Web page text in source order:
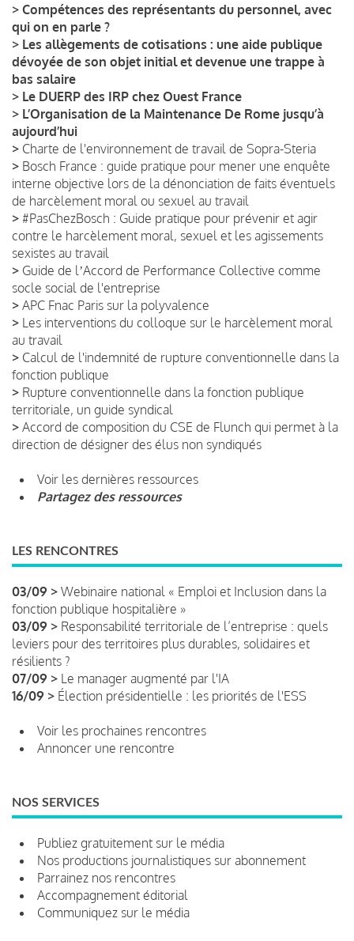
> Compétences des représentants du personnel, avec
qui on en parle ?
> Les allègements de cotisations : une aide publique
dévoyée de son objet initial et devenue une trappe à
bas salaire
> Le DUERP des IRP chez Ouest France
> L’Organisation de la Maintenance De Rome jusqu’à
aujourd’hui
> Charte de l'environnement de travail de Sopra-Steria
> Bosch France : guide pratique pour mener une enquête
interne objective lors de la dénonciation de faits éventuels
de harcèlement moral ou sexuel au travail
> #PasChezBosch : Guide pratique pour prévenir et agir
contre le harcèlement moral, sexuel et les agissements
sexistes au travail
> Guide de lʼAccord de Performance Collective comme
socle social de l'entreprise
> APC Fnac Paris sur la polyvalence
> Les interventions du colloque sur le harcèlement moral
au travail
> Calcul de l'indemnité de rupture conventionnelle dans la
fonction publique
> Rupture conventionnelle dans la fonction publique
territoriale, un guide syndical
> Accord de composition du CSE de Flunch qui permet à la
direction de désigner des élus non syndiqués
Voir les dernières ressources
Partagez des ressources
LES RENCONTRES
03/09 > Webinaire national « Emploi et Inclusion dans la
fonction publique hospitalière »
03/09 > Responsabilité territoriale de l’entreprise : quels
leviers pour des territoires plus durables, solidaires et
résilients ?
07/09 > Le manager augmenté par l'IA
16/09 > Élection présidentielle : les priorités de l'ESS
Voir les prochaines rencontres
Annoncer une rencontre
NOS SERVICES
Publiez gratuitement sur le média
Nos productions journalistiques sur abonnement
Parrainez nos rencontres
Accompagnement éditorial
Communiquez sur le média